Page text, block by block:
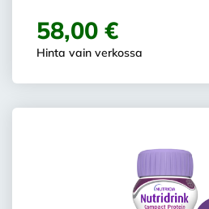
58,00 €
Hinta vain verkossa